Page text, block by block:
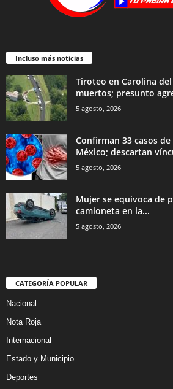
Incluso más noticias
Tiroteo en Carolina
muertos; presunto
5 agosto, 2026
Confirman 33 casos
México; descartan
5 agosto, 2026
Mujer se equivoca de
camioneta en la...
5 agosto, 2026
CATEGORÍA POPULAR
Nacional
Nota Roja
Internacional
Estado y Municipio
Deportes